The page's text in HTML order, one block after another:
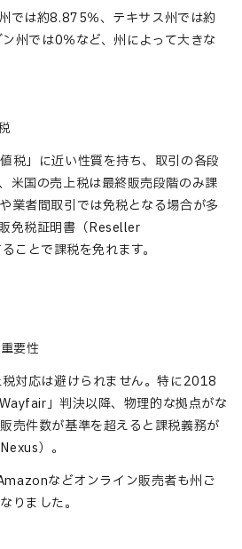
では約8.875％、テキサス州では約
州では0％など、州によって大きな
税」に近い性質を持ち、取引の各段
米国の売上税は最終販売段階のみ課
業者間取引では免税となる場合が多
免税証明書（Reseller
とで課税を免れます。
要性
対応は避けられません。特に2018
」判決以降、物理的な拠点がな
売件数が基準を超えると課税義務が
）。
などオンライン販売者も州ご
りました。